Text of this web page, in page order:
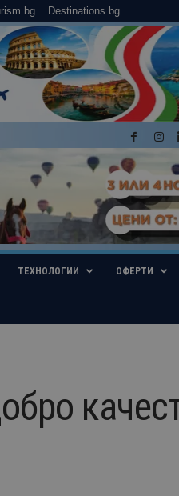
Destinations.bg
ТЕХНОЛОГИИ ОФЕРТИ